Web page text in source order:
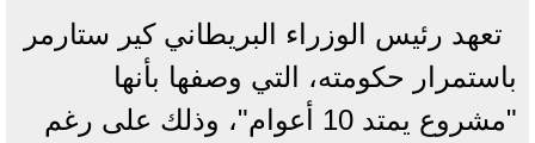
تعهد رئيس الوزراء البريطاني كير ستارمر
باستمرار حكومته، التي وصفها بأنها
"مشروع يمتد ​10 أعوام"، وذلك على رغم